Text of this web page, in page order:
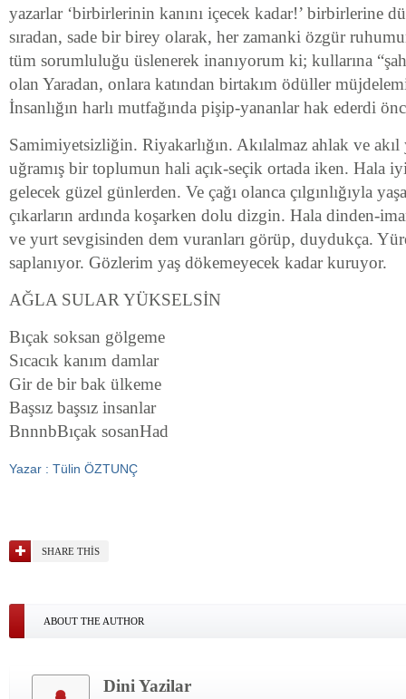
yazarlar ‘birbirlerinin kanını içecek kadar!’ birbirlerine
sıradan, sade bir birey olarak, her zamanki özgür
tüm sorumluluğu üslenerek inanıyorum ki; kullarına
olan Yaradan, onlara katından birtakım ödüller
İnsanlığın harlı mutfağında pişip-yananlar hak ederdi
Samimiyetsizliğin. Riyakarlığın. Akılalmaz ahlak ve
uğramış bir toplumun hali açık-seçik ortada iken. Hala
gelecek güzel günlerden. Ve çağı olanca çılgınlığıyla
çıkarların ardında koşarken dolu dizgin. Hala dinden-
ve yurt sevgisinden dem vuranları görüp, duydukça.
saplanıyor. Gözlerim yaş dökemeyecek kadar kuruyor.
AĞLA SULAR YÜKSELSİN
Bıçak soksan gölgeme
Sıcacık kanım damlar
Gir de bir bak ülkeme
Başsız başsız insanlar
BnnnbBıçak sosanHad
Yazar : Tülin ÖZTUNÇ
SHARE THIS
ABOUT THE AUTHOR
Dini Yazilar